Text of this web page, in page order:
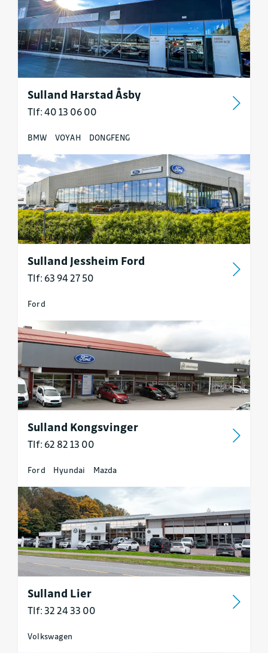
Sulland Harstad Åsby
Tlf: 40 13 06 00
BMW VOYAH DONGFENG
Sulland Jessheim Ford
Tlf: 63 94 27 50
Ford
Sulland Kongsvinger
Tlf: 62 82 13 00
Ford Hyundai Mazda
Sulland Lier
Tlf: 32 24 33 00
Volkswagen